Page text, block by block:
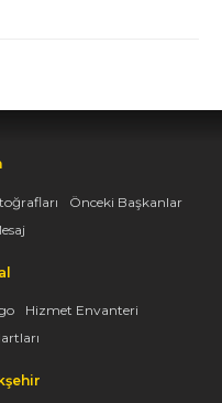
Önceki Başkanlar
Hizmet Envanteri